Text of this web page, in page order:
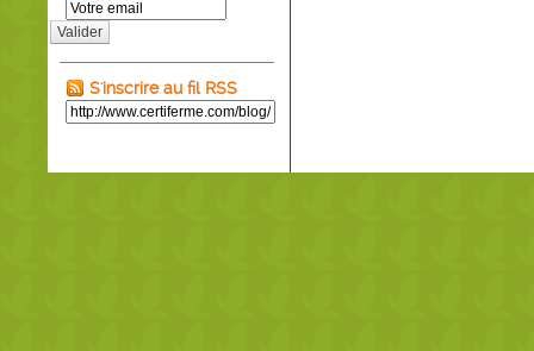
Valider
S'inscrire au fil RSS